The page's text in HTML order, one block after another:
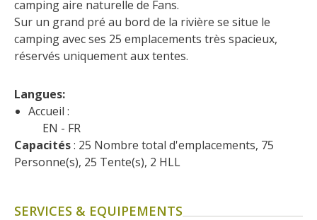
Le Pays des Bastides du
Rouergue
Les Villes et Pays d'art et
Decazeville-Aubin
Patrimoine mondial de
l'UNESCO
camping aire naturelle de Fans.
Sur un grand pré au bord de la rivière se situe le
camping avec ses 25 emplacements très spacieux,
réservés uniquement aux tentes.
Langues:
Accueil :
EN
FR
Capacités : 25 Nombre total d'emplacements, 75
Personne(s), 25 Tente(s), 2 HLL
SERVICES & EQUIPEMENTS